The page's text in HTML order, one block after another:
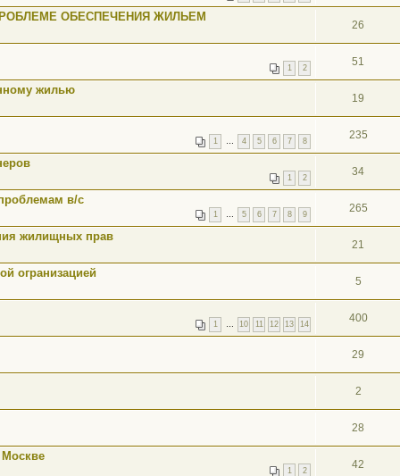
ОБЕСПЕЧЕНИЯ ЖИЛЬЕМ
26
1 2 51
жилью
19
1 … 4 5 6 7 8 235
1 2 34
в/с
1 … 5 6 7 8 9 265
жилищных прав
21
огранизацией
5
1 … 10 11 12 13 14 400
29
2
28
1 2 42